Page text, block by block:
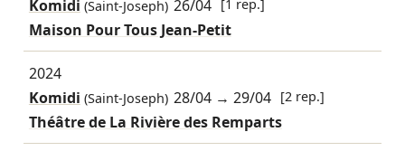
Komidi (Saint-Joseph) 26/04 [1 rep.]
Maison Pour Tous Jean-Petit
2024
Komidi (Saint-Joseph) 28/04 →29/04 [2 rep.]
Théâtre de La Rivière des Remparts